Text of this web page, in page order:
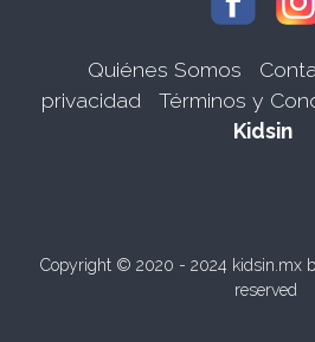
Quiénes Somos
privacidad
Términos y
Kidsin
Copyright © 2020 - 2024 kidsin.mx
reserved